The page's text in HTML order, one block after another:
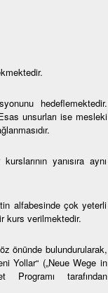
hedeflemektedir.
unsurları ise mesleki
yanısıra aynı
alfabesinde çok yeterli
kurs verilmektedir.
önünde bulundurularak,
Yollar“ („Neue Wege in
Programı tarafından